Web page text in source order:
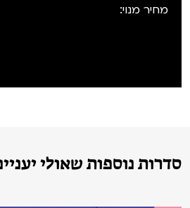
מחיר מנוי:
סדרות נוספות שאולי